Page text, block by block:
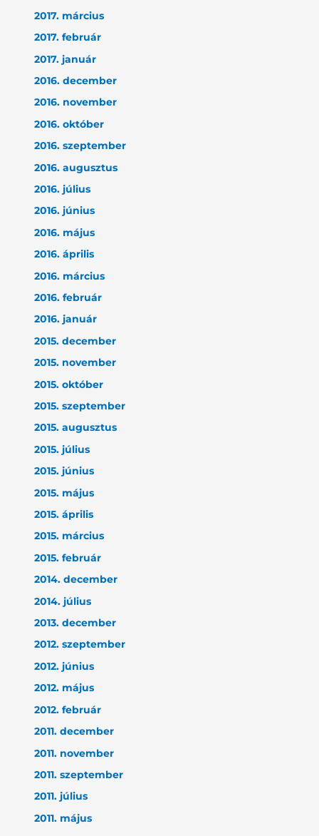
2017. március
2017. február
2017. január
2016. december
2016. november
2016. október
2016. szeptember
2016. augusztus
2016. július
2016. június
2016. május
2016. április
2016. március
2016. február
2016. január
2015. december
2015. november
2015. október
2015. szeptember
2015. augusztus
2015. július
2015. június
2015. május
2015. április
2015. március
2015. február
2014. december
2014. július
2013. december
2012. szeptember
2012. június
2012. május
2012. február
2011. december
2011. november
2011. szeptember
2011. július
2011. május